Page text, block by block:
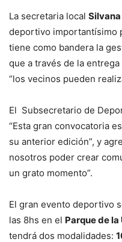
La secretaria local
deportivo importantísimo
tiene como bandera la
que a través de la
“los vecinos pueden
El Subsecretario de
“Esta gran convocatoria
su anterior edición”, y
nosotros poder crear
un grato momento”.
El gran evento deportivo
las 8hs en el Parque de
tendrá dos modalidades: